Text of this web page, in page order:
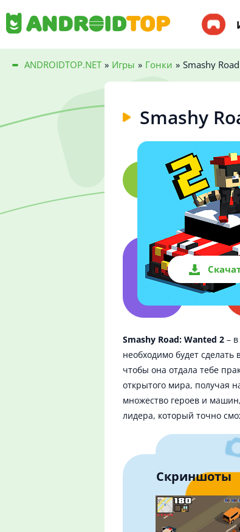
ANDROIDTOP.NET » Игры » Гонки » Smashy
Smashy
Smashy Road: Wanted 2 –
необходимо будет
чтобы она отдала тебе
открытого мира, получая
множество героев и
лидера, который точно
Скриншоты